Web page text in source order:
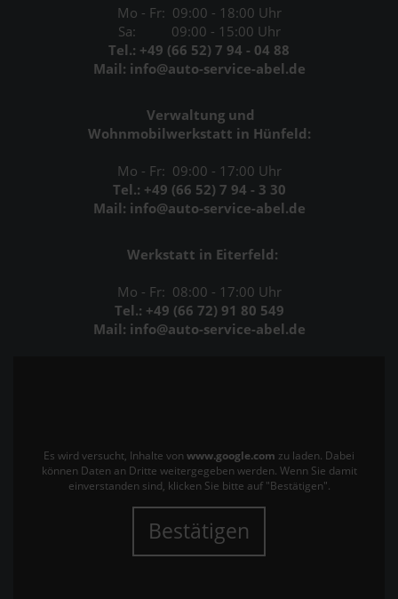
Mo - Fr: 09:00 - 18:00 Uhr
Sa: 09:00 - 15:00 Uhr
Tel.: +49 (66 52) 7 94 - 04 88
Mail: info@auto-service-abel.de
Verwaltung und
Wohnmobilwerkstatt in Hünfeld:
Mo - Fr: 09:00 - 17:00 Uhr
Tel.: +49 (66 52) 7 94 - 3 30
Mail: info@auto-service-abel.de
Werkstatt in Eiterfeld:
Mo - Fr: 08:00 - 17:00 Uhr
Tel.: +49 (66 72) 91 80 549
Mail: info@auto-service-abel.de
Es wird versucht, Inhalte von www.google.com zu laden. Dabei
können Daten an Dritte weitergegeben werden. Wenn Sie damit
einverstanden sind, klicken Sie bitte auf "Bestätigen".
Bestätigen